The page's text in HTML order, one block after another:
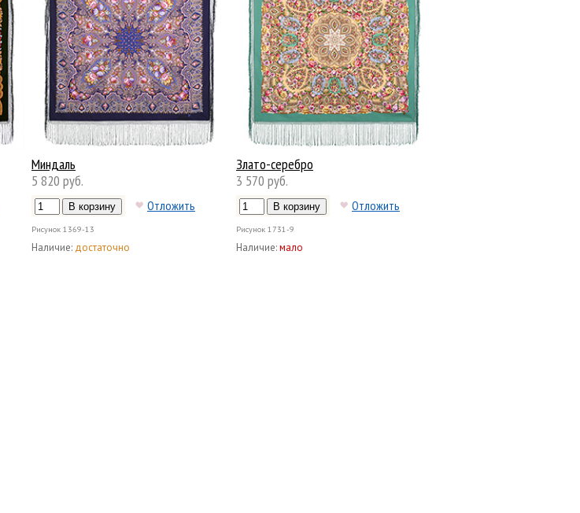
Миндаль
5 820 руб.
Отложить
Рисунок 1369-13
Наличие: достаточно
Злато-серебро
3 570 руб.
Отложить
Рисунок 1731-9
Наличие:мало